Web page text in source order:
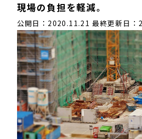
現場の負担を軽減。
公開日：2020.11.21 最終更新日